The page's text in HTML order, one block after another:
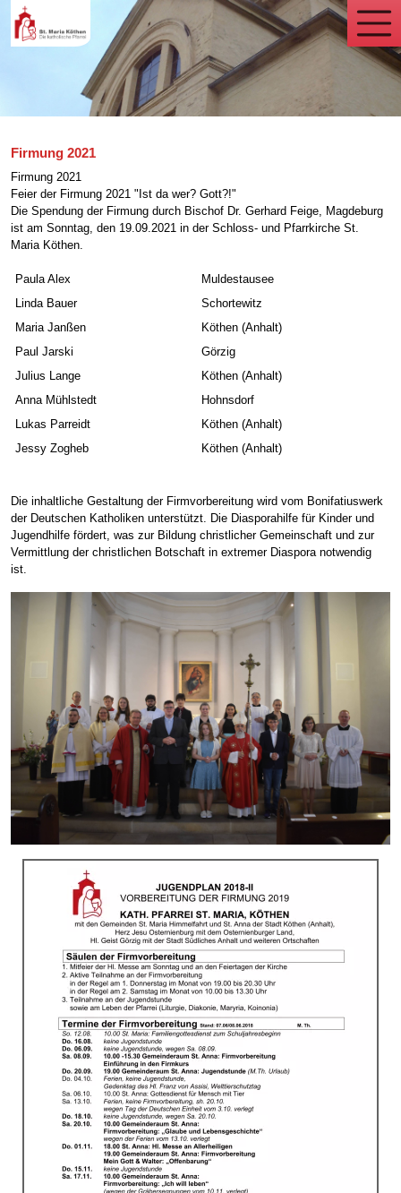
Firmung 2021
Firmung 2021
Feier der Firmung 2021 "Ist da wer? Gott?!"
Die Spendung der Firmung durch Bischof Dr. Gerhard Feige, Magdeburg
ist am Sonntag, den 19.09.2021 in der Schloss- und Pfarrkirche St.
Maria Köthen.
Paula Alex
Muldestausee
Linda Bauer
Schortewitz
Maria Janßen
Köthen (Anhalt)
Paul Jarski
Görzig
Julius Lange
Köthen (Anhalt)
Anna Mühlstedt
Hohnsdorf
Lukas Parreidt
Köthen (Anhalt)
Jessy Zogheb
Köthen (Anhalt)
Die inhaltliche Gestaltung der Firmvorbereitung wird vom Bonifatiuswerk
der Deutschen Katholiken unterstützt. Die Diasporahilfe für Kinder und
Jugendhilfe fördert, was zur Bildung christlicher Gemeinschaft und zur
Vermittlung der christlichen Botschaft in extremer Diaspora notwendig
ist.